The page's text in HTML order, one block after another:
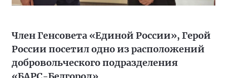
Член Генсовета «Единой России», Герой
России посетил одно из расположений
добровольческого подразделения